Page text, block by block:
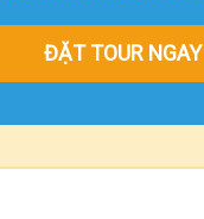
ĐẶT TOUR NGAY